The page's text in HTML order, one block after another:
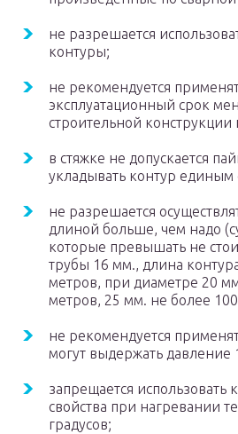
не разрешается
контуры;
не рекомендуется
эксплуатационный срок
строительной конструкции
в стяжке не допускается
укладывать контур единым
не разрешается
длиной больше, чем надо
которые превышать не
трубы 16 мм., длина
метров, при диаметре 20
метров, 25 мм. не более
не рекомендуется
могут выдержать давление
запрещается
свойства при нагревании
градусов;